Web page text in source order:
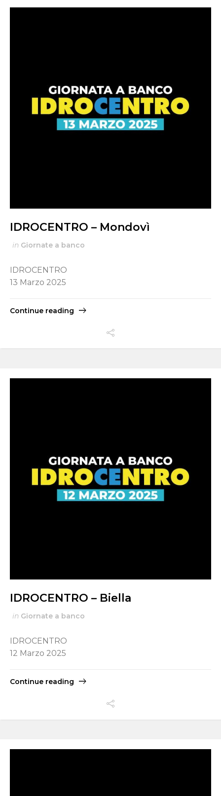
IDROCENTRO – Mondovì
in Giornate a banco
IDROCENTRO
13 Marzo 2025
Continue reading
IDROCENTRO – Biella
in Giornate a banco
IDROCENTRO
12 Marzo 2025
Continue reading